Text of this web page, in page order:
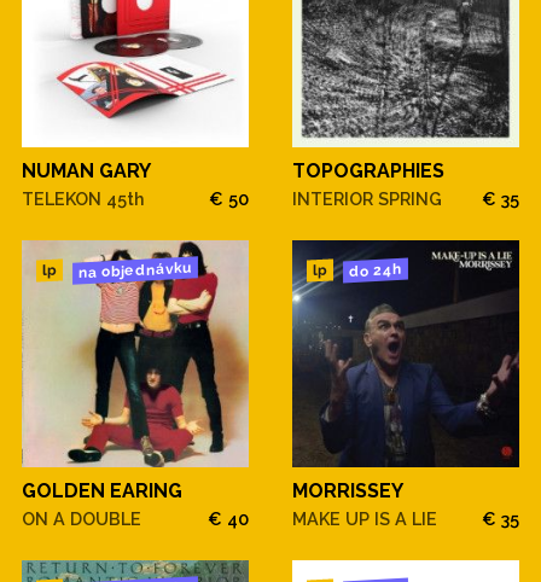
NUMAN GARY
TELEKON 45th € 50
TOPOGRAPHIES
INTERIOR SPRING € 35
lp na objednávku
GOLDEN EARING
ON A DOUBLE € 40
lp do 24h
MORRISSEY
MAKE UP IS A LIE € 35